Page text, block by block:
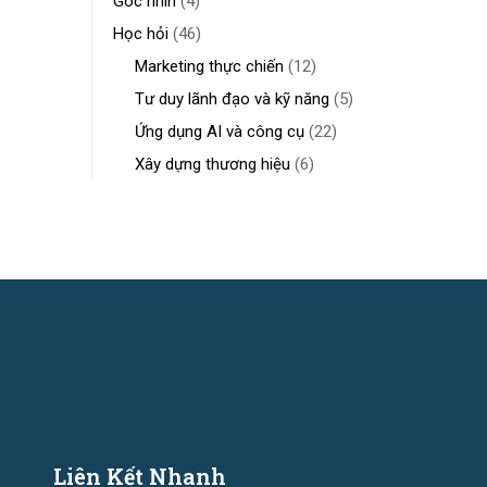
Học hỏi(46)
Marketing thực chiến (12)
Tư duy lãnh đạo và kỹ năng (5)
Ứng dụng AI và công cụ(22)
Xây dựng thương hiệu (6)
Liên Kết Nhanh